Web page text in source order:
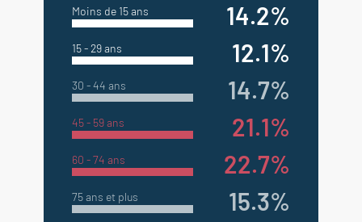
Moins de 15 ans 14.2%
15 - 29 ans 12.1%
30 - 44 ans 14.7%
45 - 59 ans 21.1%
60 - 74 ans 22.7%
75 ans et plus 15.3%